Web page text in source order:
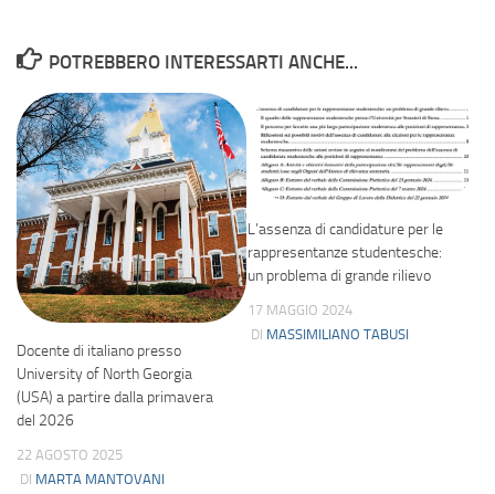
POTREBBERO INTERESSARTI ANCHE...
Docente di italiano presso
University of North Georgia
(USA) a partire dalla primavera
del 2026
22 AGOSTO 2025
DI MARTA MANTOVANI
L’assenza di candidature per le
rappresentanze studentesche:
un problema di grande rilievo
17 MAGGIO 2024
DI MASSIMILIANO TABUSI